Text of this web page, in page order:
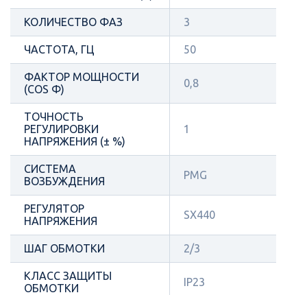
КОЛИЧЕСТВО ФАЗ 3
ЧАСТОТА, ГЦ 50
ФАКТОР МОЩНОСТИ
(COS Φ)
0,8
ТОЧНОСТЬ
РЕГУЛИРОВКИ
НАПРЯЖЕНИЯ (± %)
1
СИСТЕМА
ВОЗБУЖДЕНИЯ
PMG
РЕГУЛЯТОР
НАПРЯЖЕНИЯ
SX440
ШАГ ОБМОТКИ 2/3
КЛАСС ЗАЩИТЫ
ОБМОТКИ
IP23